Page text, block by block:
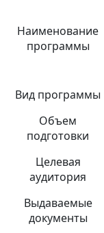
Наименование
программы
Вид программы
Объем
подготовки
Целевая
аудитория
Выдаваемые
документы